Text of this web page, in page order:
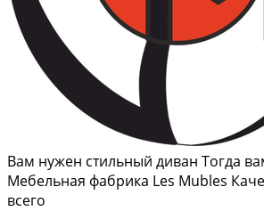
Вам нужен стильный диван Тогда
Мебельная фабрика Les Mubles
всего